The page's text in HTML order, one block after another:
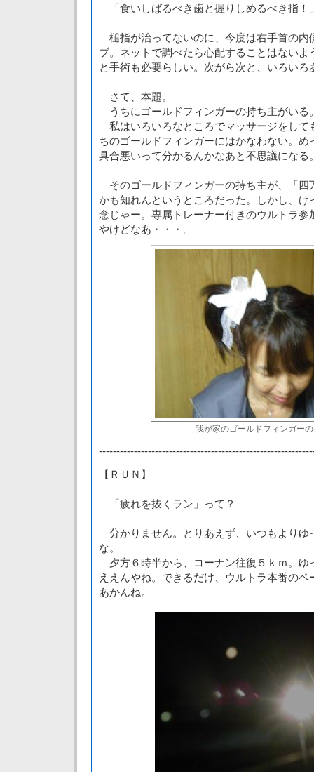
「食いしばるべき歯と握りしめるべき指！
槌指が治ってないのに、今度は右手首の内
ブ。ネットで調べたら心配することはない
と手術も必要らしい。次がら次と、いろいろ
さて、本題。
うちにゴールドフィンガーの持ち主がいる
私はいろいろなところでマッサージをして
ちのゴールドフィンガーにはかなわない。
具合悪いって分かるんかなあと不思議になる
そのゴールドフィンガーの持ち主が、「四
かも知れんというところだった。しかし、け
念じゃー。専属トレーナー付きのウルトラ参
やけどなあ・・・。
我が家のゴールドフィンガー
【ＲＵＮ】
「疲れを抜くラン」って？
分かりません。とりあえず、いつもよりゆ
な。
夕方６時半から、コーナン往復５ｋｍ。ゆ
ええんやね。できるだけ、ウルトラ本番の
あかんね。